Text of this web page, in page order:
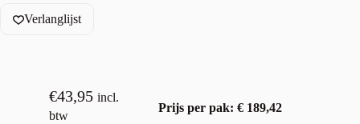
Verlanglijst
€43,95 incl.
btw
Prijs per pak: € 189,42